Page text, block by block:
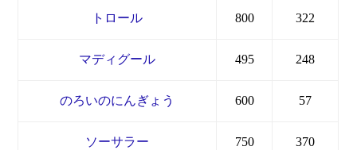
トロール 800 322
マディグール 495 248
のろいのにんぎょう 600 57
ソーサラー 750 370